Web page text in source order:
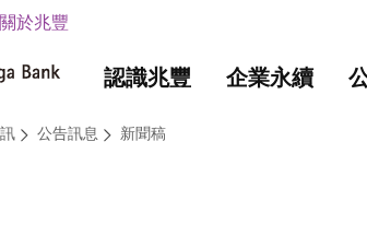
關於兆豐
認識兆豐 企業永續
公告訊息 新聞稿